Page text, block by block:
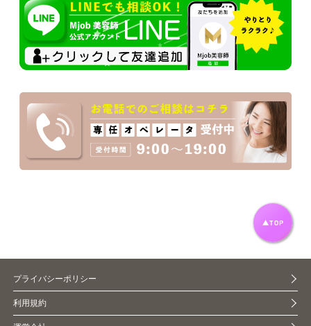
プライバシーポリシー
利用規約